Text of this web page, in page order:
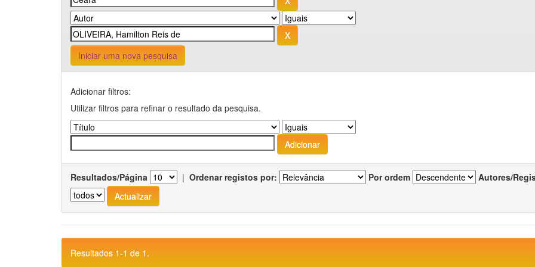
Iniciar uma nova pesquisa
Adicionar filtros:
Utilizar filtros para refinar o resultado da pesquisa.
Resultados/Página | Ordenar registos por: Por ordem Autores/
Resultados 1-1 de 1.